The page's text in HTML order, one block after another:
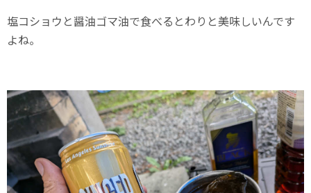
塩コショウと醤油ゴマ油で食べるとわりと美味しいんです
よね。